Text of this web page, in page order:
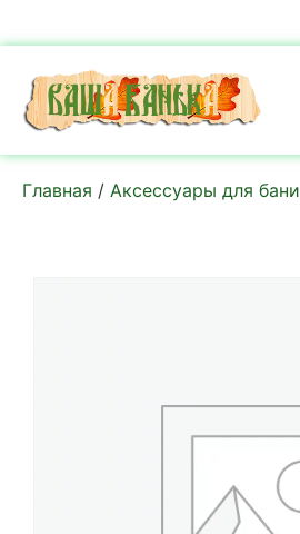
Главная / Аксессуары для бани